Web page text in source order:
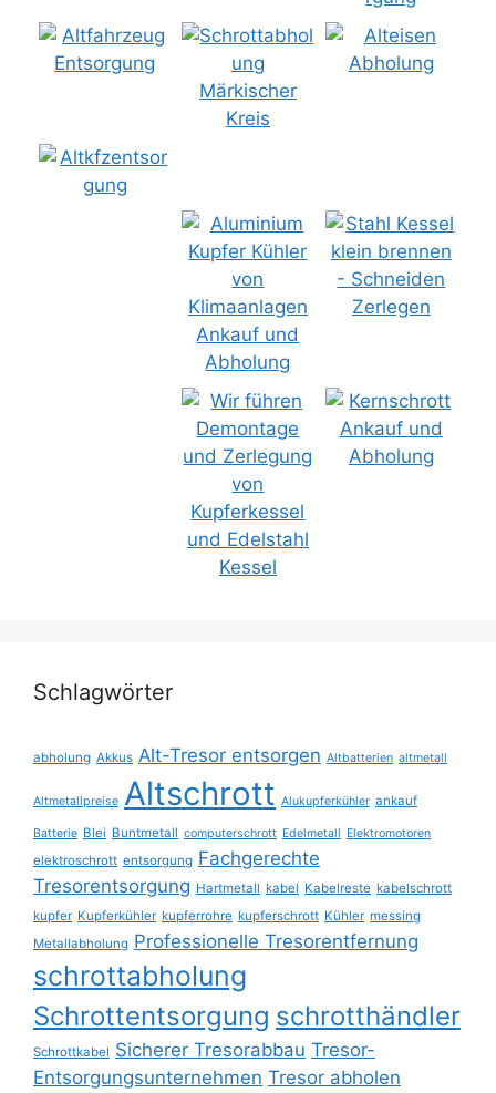
Schlagwörter
abholung Akkus Alt-Tresor entsorgen Altbatterien altmetall
Altmetallpreise Altschrott Alukupferkühler ankauf
Batterie Blei Buntmetall computerschrott Edelmetall Elektromotoren
elektroschrott entsorgung Fachgerechte
Tresorentsorgung Hartmetall kabel Kabelreste kabelschrott
kupfer Kupferkühler kupferrohre kupferschrott Kühler messing
Metallabholung Professionelle Tresorentfernung
schrottabholung
Schrottentsorgung schrotthändler
Schrottkabel Sicherer Tresorabbau Tresor-
Entsorgungsunternehmen Tresor abholen